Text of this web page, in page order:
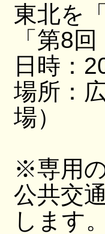
東北を
「第8
日時：
場所：
場）
※専用
公共交
します。